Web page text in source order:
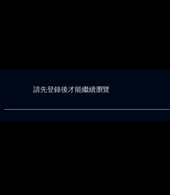
請先登錄後才能繼續瀏覽